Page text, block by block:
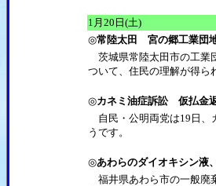
1月20日(土)
◎常陸太田 宮の郷工業団
茨城県常陸太田市の工業
ついて、住民の理解が得ら
◎カネミ油症訴訟 仮払金
自民・公明両党は19日、
うです。
◎あわらのダイオキシン液
福井県あわら市の一般廃